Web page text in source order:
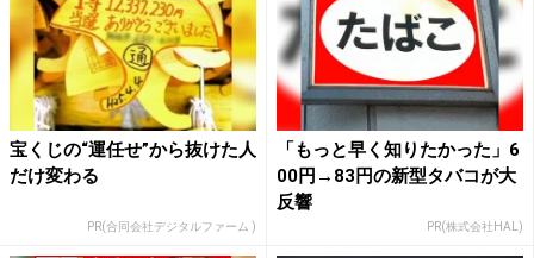
宝くじの“運任せ”から抜けた人
だけ変わる
PR(合同会社デジタルファーム )
「もっと早く知りたかった」6
00円→83円の新型タバコが大
反響
PR(株式会社HAL)